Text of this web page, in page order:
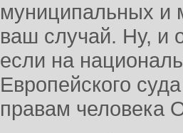
муниципальных и
ваш случай. Ну, и
если на
Европейского
правам человека